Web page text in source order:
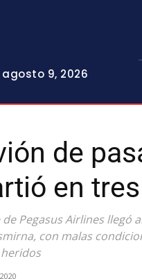
9, 2026
de
en
de Pegasus Airlines llegó
con malas